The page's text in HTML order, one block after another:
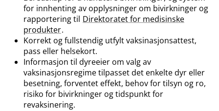
for innhenting av opplysninger om bivirkninger og
rapportering til Direktoratet for medisinske
produkter.
Korrekt og fullstendig utfylt vaksinasjonsattest,
pass eller helsekort.
Informasjon til dyreeier om valg av
vaksinasjonsregime tilpasset det enkelte dyr eller
besetning, forventet effekt, behov for tilsyn og ro,
risiko for bivirkninger og tidspunkt for
revaksinering.